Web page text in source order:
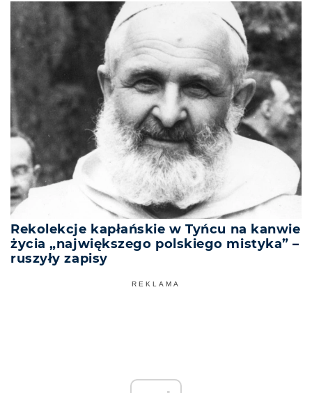
Rekolekcje kapłańskie w Tyńcu na kanwie
życia „największego polskiego mistyka” –
ruszyły zapisy
REKLAMA